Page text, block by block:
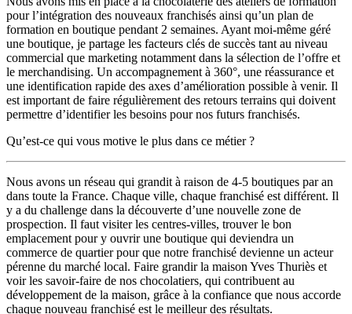
pour l’intégration des nouveaux franchisés ainsi qu’un plan de
formation en boutique pendant 2 semaines. Ayant moi-même géré
une boutique, je partage les facteurs clés de succès tant au niveau
commercial que marketing notamment dans la sélection de l’offre et
le merchandising. Un accompagnement à 360°, une réassurance et
une identification rapide des axes d’amélioration possible à venir. Il
est important de faire régulièrement des retours terrains qui doivent
permettre d’identifier les besoins pour nos futurs franchisés.
Qu’est-ce qui vous motive le plus dans ce métier ?
Nous avons un réseau qui grandit à raison de 4-5 boutiques par an
dans toute la France. Chaque ville, chaque franchisé est différent. Il
y a du challenge dans la découverte d’une nouvelle zone de
prospection. Il faut visiter les centres-villes, trouver le bon
emplacement pour y ouvrir une boutique qui deviendra un
commerce de quartier pour que notre franchisé devienne un acteur
pérenne du marché local. Faire grandir la maison Yves Thuriès et
voir les savoir-faire de nos chocolatiers, qui contribuent au
développement de la maison, grâce à la confiance que nous accorde
chaque nouveau franchisé est le meilleur des résultats.